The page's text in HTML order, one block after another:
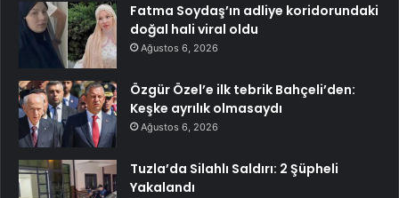
Fatma Soydaş’ın adliye koridorundaki
doğal hali viral oldu
Ağustos 6, 2026
Özgür Özel’e ilk tebrik Bahçeli’den:
Keşke ayrılık olmasaydı
Ağustos 6, 2026
Tuzla’da Silahlı Saldırı: 2 Şüpheli
Yakalandı